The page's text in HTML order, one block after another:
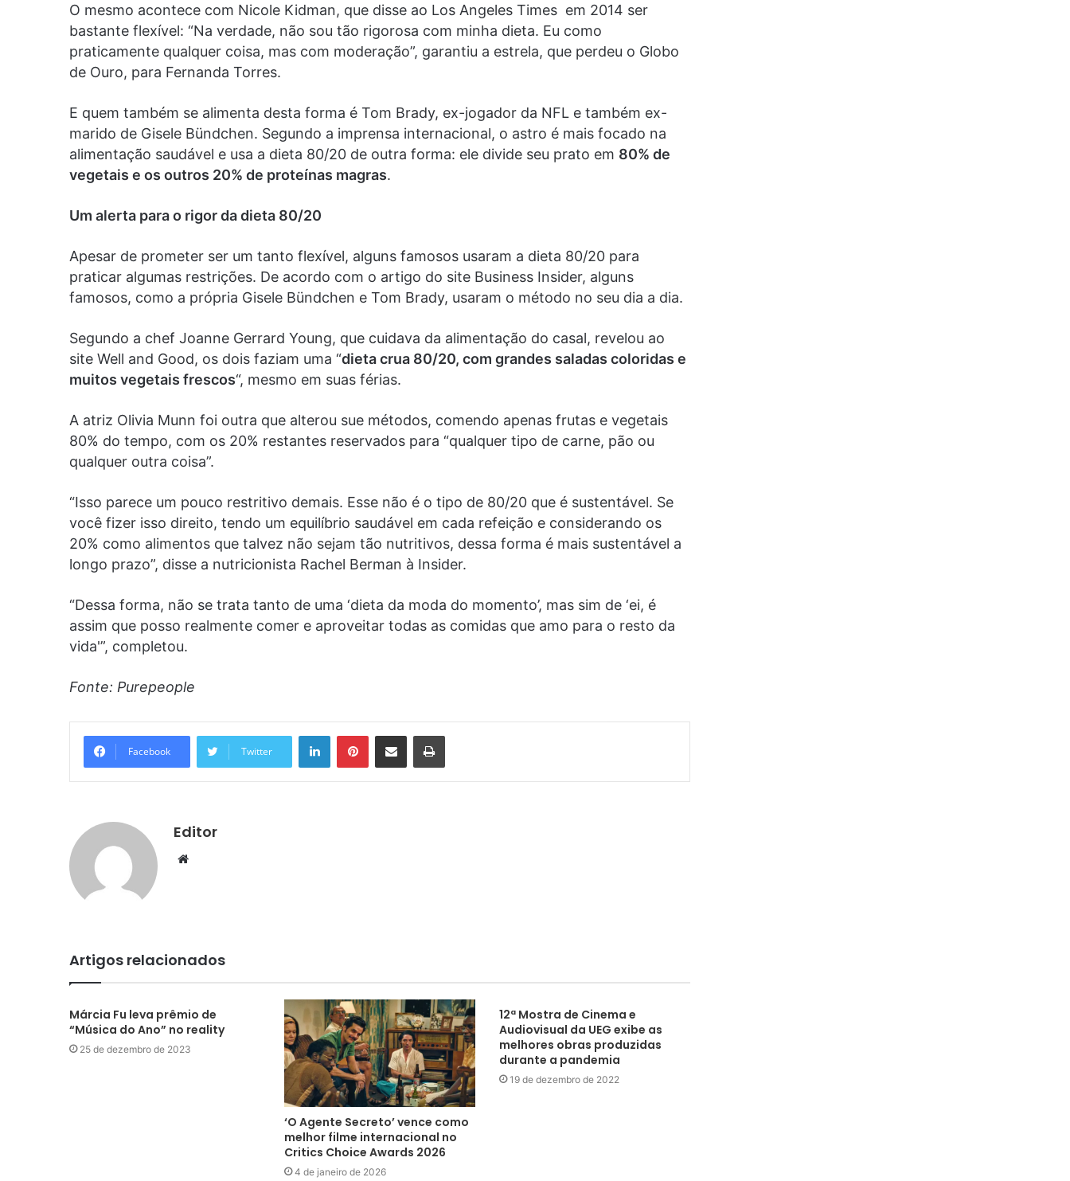
O mesmo acontece com Nicole Kidman, que disse ao Los Angeles Times em 2014 ser
bastante flexível: “Na verdade, não sou tão rigorosa com minha dieta. Eu como
praticamente qualquer coisa, mas com moderação”, garantiu a estrela, que perdeu o Globo
de Ouro, para Fernanda Torres.
E quem também se alimenta desta forma é Tom Brady, ex-jogador da NFL e também ex-
marido de Gisele Bündchen. Segundo a imprensa internacional, o astro é mais focado na
alimentação saudável e usa a dieta 80/20 de outra forma: ele divide seu prato em 80% de
vegetais e os outros 20% de proteínas magras.
Um alerta para o rigor da dieta 80/20
Apesar de prometer ser um tanto flexível, alguns famosos usaram a dieta 80/20 para
praticar algumas restrições. De acordo com o artigo do site Business Insider, alguns
famosos, como a própria Gisele Bündchen e Tom Brady, usaram o método no seu dia a dia.
Segundo a chef Joanne Gerrard Young, que cuidava da alimentação do casal, revelou ao
site Well and Good, os dois faziam uma “dieta crua 80/20, com grandes saladas coloridas e
muitos vegetais frescos“, mesmo em suas férias.
A atriz Olivia Munn foi outra que alterou sue métodos, comendo apenas frutas e vegetais
80% do tempo, com os 20% restantes reservados para “qualquer tipo de carne, pão ou
qualquer outra coisa”.
“Isso parece um pouco restritivo demais. Esse não é o tipo de 80/20 que é sustentável. Se
você fizer isso direito, tendo um equilíbrio saudável em cada refeição e considerando os
20% como alimentos que talvez não sejam tão nutritivos, dessa forma é mais sustentável a
longo prazo”, disse a nutricionista Rachel Berman à Insider.
“Dessa forma, não se trata tanto de uma ‘dieta da moda do momento’, mas sim de ‘ei, é
assim que posso realmente comer e aproveitar todas as comidas que amo para o resto da
vida'”, completou.
Fonte: Purepeople
Facebook Twitter
LinkedinPinterestCompartilhar via e-mail Imprimir
Editor
Website
Artigos relacionados
Márcia Fu leva prêmio de
“Música do Ano” no reality
25 de dezembro de 2023
‘O Agente Secreto’ vence como
melhor filme internacional no
Critics Choice Awards 2026
4 de janeiro de 2026
12ª Mostra de Cinema e
Audiovisual da UEG exibe as
melhores obras produzidas
durante a pandemia
19 de dezembro de 2022